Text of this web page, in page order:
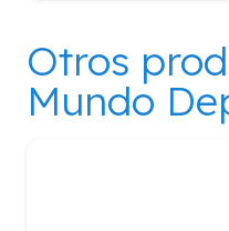
Otros
Mundo